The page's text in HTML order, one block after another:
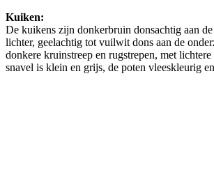
Kuiken:
De kuikens zijn donkerbruin donsachtig aan
lichter, geelachtig tot vuilwit dons aan de
donkere kruinstreep en rugstrepen, met
snavel is klein en grijs, de poten vleeskleurig